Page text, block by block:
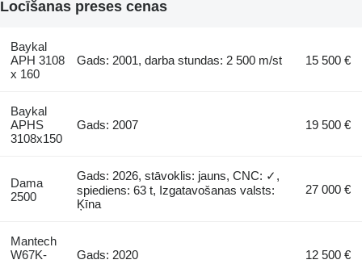
Locīšanas preses cenas
Baykal
APH 3108
x 160
Gads: 2001, darba stundas: 2 500 m/st 15 500 €
Baykal
APHS
3108x150
Gads: 2007 19 500 €
Dama
2500
Gads: 2026, stāvoklis: jauns, CNC: ✓,
spiediens: 63 t, Izgatavošanas valsts:
Ķīna
27 000 €
Mantech
W67K-
Gads: 2020 12 500 €